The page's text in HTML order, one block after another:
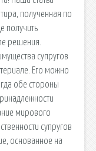
полученная по
получить
решения.
супругов
Его можно
обе стороны
мирового
супругов
основанное на